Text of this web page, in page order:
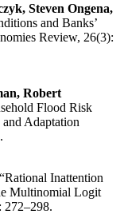
Steven Ongena,
and Banks’
Review, 26(3):
Robert
Flood Risk
Adaptation
Inattention
Multinomial Logit
272–298.